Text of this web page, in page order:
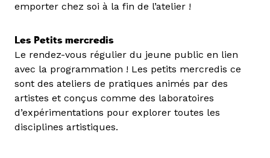
emporter chez soi à la fin de l’atelier !
Les Petits mercredis
Le rendez-vous régulier du jeune public en lien
avec la programmation ! Les petits mercredis ce
sont des ateliers de pratiques animés par des
artistes et conçus comme des laboratoires
d’expérimentations pour explorer toutes les
disciplines artistiques.